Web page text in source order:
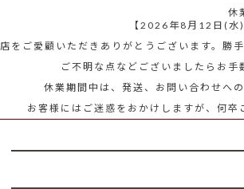
休
【2026年8月12日(
をご愛顧いただきありがとうございます。勝
ご不明な点などございましたらお手
休業期間中は、発送、お問い合わせへ
お客様にはご迷惑をおかけしますが、何卒